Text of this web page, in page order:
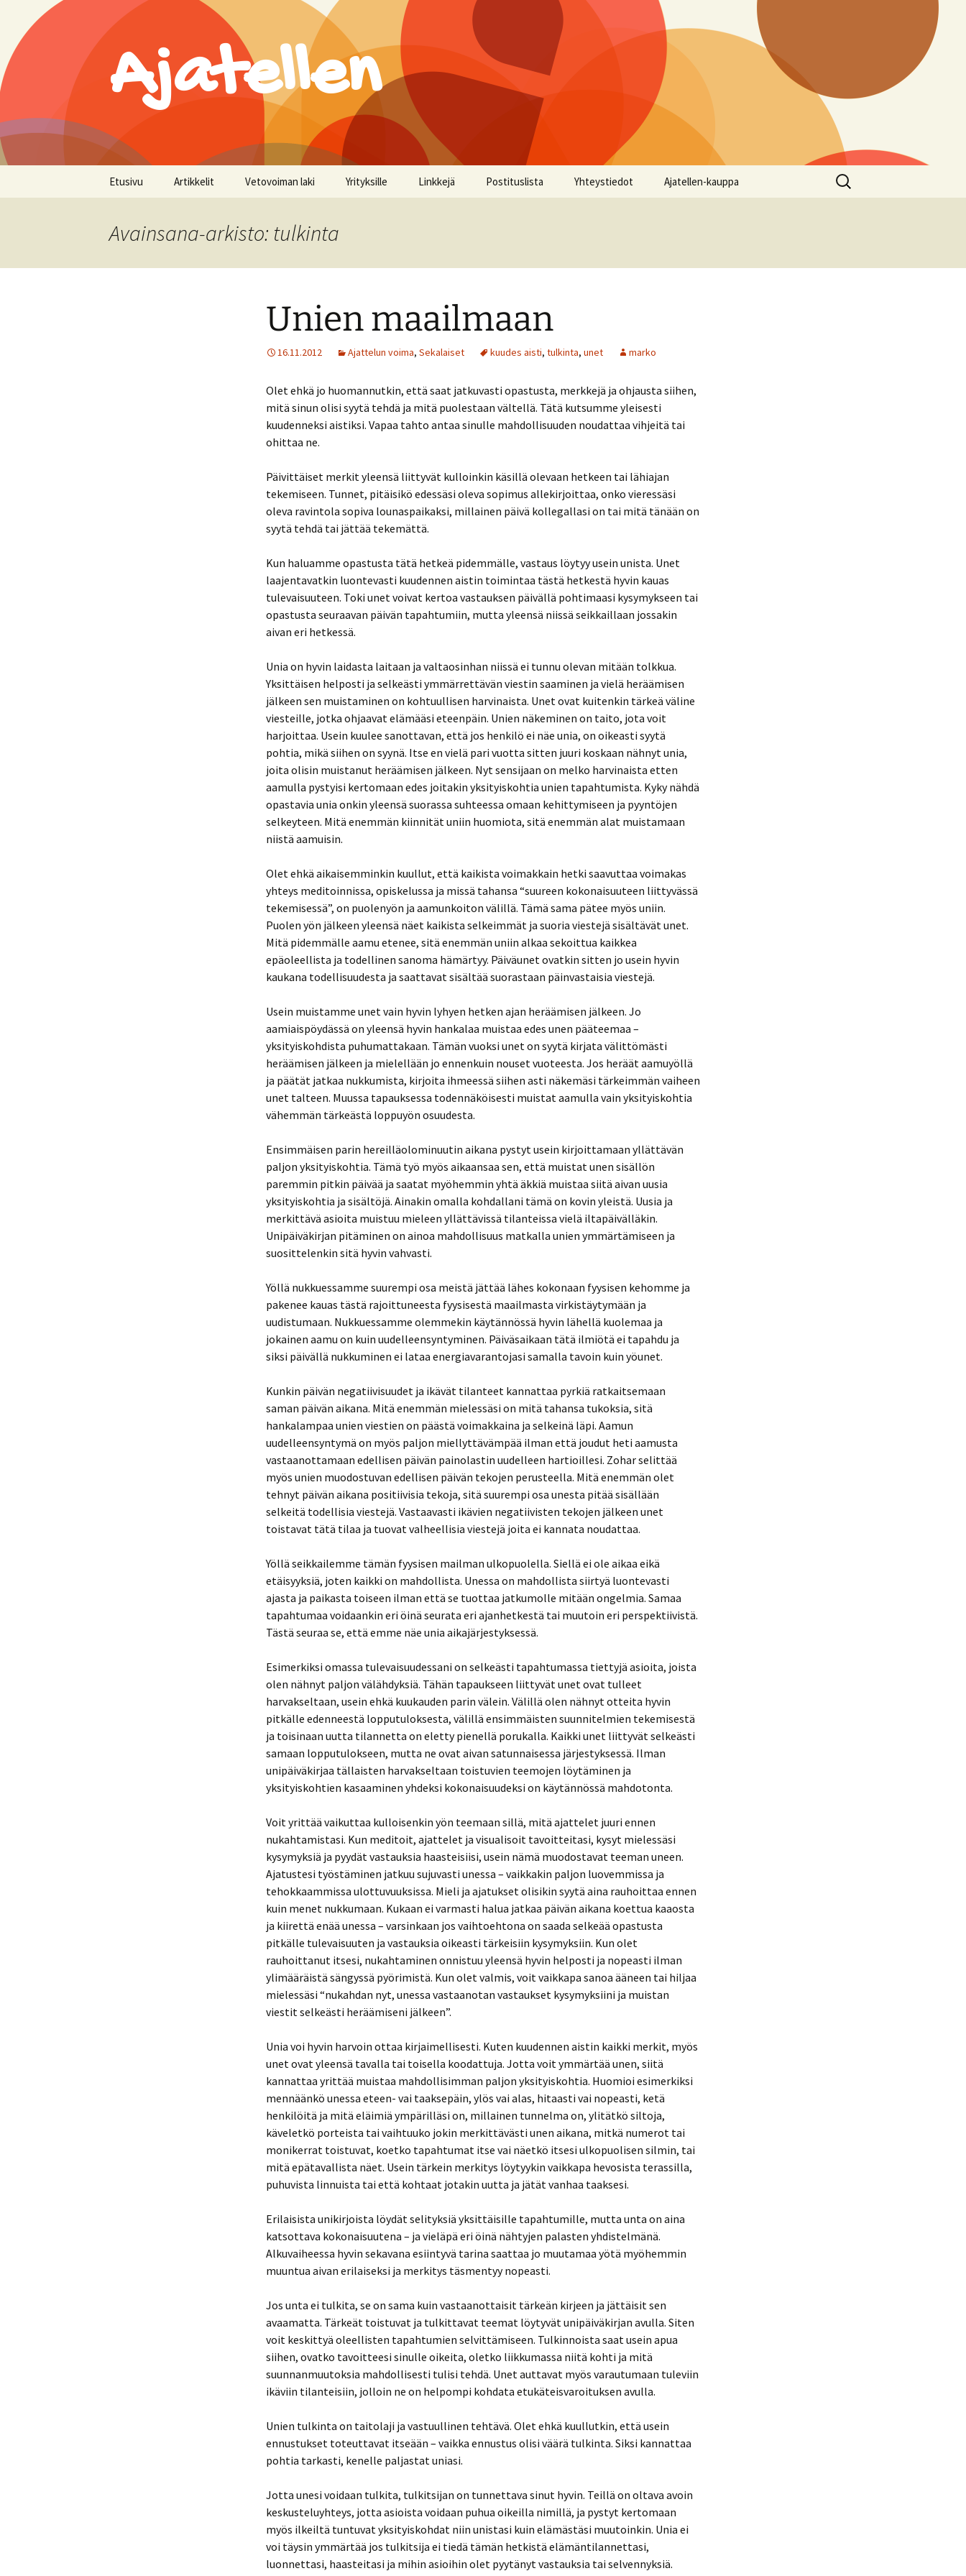
Ajatellen
Etusivu Artikkelit Vetovoiman laki Yrityksille Linkkejä Postituslista Yhteystiedot Ajatellen-kauppa
Haku:
Avainsana-arkisto: tulkinta
Unien maailmaan
16.11.2012 Ajattelun voima, Sekalaiset kuudes aisti, tulkinta, unet marko
Olet ehkä jo huomannutkin, että saat jatkuvasti opastusta, merkkejä ja ohjausta siihen,
mitä sinun olisi syytä tehdä ja mitä puolestaan vältellä. Tätä kutsumme yleisesti
kuudenneksi aistiksi. Vapaa tahto antaa sinulle mahdollisuuden noudattaa vihjeitä tai
ohittaa ne.
Päivittäiset merkit yleensä liittyvät kulloinkin käsillä olevaan hetkeen tai lähiajan
tekemiseen. Tunnet, pitäisikö edessäsi oleva sopimus allekirjoittaa, onko vieressäsi
oleva ravintola sopiva lounaspaikaksi, millainen päivä kollegallasi on tai mitä tänään on
syytä tehdä tai jättää tekemättä.
Kun haluamme opastusta tätä hetkeä pidemmälle, vastaus löytyy usein unista. Unet
laajentavatkin luontevasti kuudennen aistin toimintaa tästä hetkestä hyvin kauas
tulevaisuuteen. Toki unet voivat kertoa vastauksen päivällä pohtimaasi kysymykseen tai
opastusta seuraavan päivän tapahtumiin, mutta yleensä niissä seikkaillaan jossakin
aivan eri hetkessä.
Unia on hyvin laidasta laitaan ja valtaosinhan niissä ei tunnu olevan mitään tolkkua.
Yksittäisen helposti ja selkeästi ymmärrettävän viestin saaminen ja vielä heräämisen
jälkeen sen muistaminen on kohtuullisen harvinaista. Unet ovat kuitenkin tärkeä väline
viesteille, jotka ohjaavat elämääsi eteenpäin. Unien näkeminen on taito, jota voit
harjoittaa. Usein kuulee sanottavan, että jos henkilö ei näe unia, on oikeasti syytä
pohtia, mikä siihen on syynä. Itse en vielä pari vuotta sitten juuri koskaan nähnyt unia,
joita olisin muistanut heräämisen jälkeen. Nyt sensijaan on melko harvinaista etten
aamulla pystyisi kertomaan edes joitakin yksityiskohtia unien tapahtumista. Kyky nähdä
opastavia unia onkin yleensä suorassa suhteessa omaan kehittymiseen ja pyyntöjen
selkeyteen. Mitä enemmän kiinnität uniin huomiota, sitä enemmän alat muistamaan
niistä aamuisin.
Olet ehkä aikaisemminkin kuullut, että kaikista voimakkain hetki saavuttaa voimakas
yhteys meditoinnissa, opiskelussa ja missä tahansa “suureen kokonaisuuteen liittyvässä
tekemisessä”, on puolenyön ja aamunkoiton välillä. Tämä sama pätee myös uniin.
Puolen yön jälkeen yleensä näet kaikista selkeimmät ja suoria viestejä sisältävät unet.
Mitä pidemmälle aamu etenee, sitä enemmän uniin alkaa sekoittua kaikkea
epäoleellista ja todellinen sanoma hämärtyy. Päiväunet ovatkin sitten jo usein hyvin
kaukana todellisuudesta ja saattavat sisältää suorastaan päinvastaisia viestejä.
Usein muistamme unet vain hyvin lyhyen hetken ajan heräämisen jälkeen. Jo
aamiaispöydässä on yleensä hyvin hankalaa muistaa edes unen pääteemaa –
yksityiskohdista puhumattakaan. Tämän vuoksi unet on syytä kirjata välittömästi
heräämisen jälkeen ja mielellään jo ennenkuin nouset vuoteesta. Jos heräät aamuyöllä
ja päätät jatkaa nukkumista, kirjoita ihmeessä siihen asti näkemäsi tärkeimmän vaiheen
unet talteen. Muussa tapauksessa todennäköisesti muistat aamulla vain yksityiskohtia
vähemmän tärkeästä loppuyön osuudesta.
Ensimmäisen parin hereilläolominuutin aikana pystyt usein kirjoittamaan yllättävän
paljon yksityiskohtia. Tämä työ myös aikaansaa sen, että muistat unen sisällön
paremmin pitkin päivää ja saatat myöhemmin yhtä äkkiä muistaa siitä aivan uusia
yksityiskohtia ja sisältöjä. Ainakin omalla kohdallani tämä on kovin yleistä. Uusia ja
merkittävä asioita muistuu mieleen yllättävissä tilanteissa vielä iltapäivälläkin.
Unipäiväkirjan pitäminen on ainoa mahdollisuus matkalla unien ymmärtämiseen ja
suosittelenkin sitä hyvin vahvasti.
Yöllä nukkuessamme suurempi osa meistä jättää lähes kokonaan fyysisen kehomme ja
pakenee kauas tästä rajoittuneesta fyysisestä maailmasta virkistäytymään ja
uudistumaan. Nukkuessamme olemmekin käytännössä hyvin lähellä kuolemaa ja
jokainen aamu on kuin uudelleensyntyminen. Päiväsaikaan tätä ilmiötä ei tapahdu ja
siksi päivällä nukkuminen ei lataa energiavarantojasi samalla tavoin kuin yöunet.
Kunkin päivän negatiivisuudet ja ikävät tilanteet kannattaa pyrkiä ratkaitsemaan
saman päivän aikana. Mitä enemmän mielessäsi on mitä tahansa tukoksia, sitä
hankalampaa unien viestien on päästä voimakkaina ja selkeinä läpi. Aamun
uudelleensyntymä on myös paljon miellyttävämpää ilman että joudut heti aamusta
vastaanottamaan edellisen päivän painolastin uudelleen hartioillesi. Zohar selittää
myös unien muodostuvan edellisen päivän tekojen perusteella. Mitä enemmän olet
tehnyt päivän aikana positiivisia tekoja, sitä suurempi osa unesta pitää sisällään
selkeitä todellisia viestejä. Vastaavasti ikävien negatiivisten tekojen jälkeen unet
toistavat tätä tilaa ja tuovat valheellisia viestejä joita ei kannata noudattaa.
Yöllä seikkailemme tämän fyysisen mailman ulkopuolella. Siellä ei ole aikaa eikä
etäisyyksiä, joten kaikki on mahdollista. Unessa on mahdollista siirtyä luontevasti
ajasta ja paikasta toiseen ilman että se tuottaa jatkumolle mitään ongelmia. Samaa
tapahtumaa voidaankin eri öinä seurata eri ajanhetkestä tai muutoin eri perspektiivistä.
Tästä seuraa se, että emme näe unia aikajärjestyksessä.
Esimerkiksi omassa tulevaisuudessani on selkeästi tapahtumassa tiettyjä asioita, joista
olen nähnyt paljon välähdyksiä. Tähän tapaukseen liittyvät unet ovat tulleet
harvakseltaan, usein ehkä kuukauden parin välein. Välillä olen nähnyt otteita hyvin
pitkälle edenneestä lopputuloksesta, välillä ensimmäisten suunnitelmien tekemisestä
ja toisinaan uutta tilannetta on eletty pienellä porukalla. Kaikki unet liittyvät selkeästi
samaan lopputulokseen, mutta ne ovat aivan satunnaisessa järjestyksessä. Ilman
unipäiväkirjaa tällaisten harvakseltaan toistuvien teemojen löytäminen ja
yksityiskohtien kasaaminen yhdeksi kokonaisuudeksi on käytännössä mahdotonta.
Voit yrittää vaikuttaa kulloisenkin yön teemaan sillä, mitä ajattelet juuri ennen
nukahtamistasi. Kun meditoit, ajattelet ja visualisoit tavoitteitasi, kysyt mielessäsi
kysymyksiä ja pyydät vastauksia haasteisiisi, usein nämä muodostavat teeman uneen.
Ajatustesi työstäminen jatkuu sujuvasti unessa – vaikkakin paljon luovemmissa ja
tehokkaammissa ulottuvuuksissa. Mieli ja ajatukset olisikin syytä aina rauhoittaa ennen
kuin menet nukkumaan. Kukaan ei varmasti halua jatkaa päivän aikana koettua kaaosta
ja kiirettä enää unessa – varsinkaan jos vaihtoehtona on saada selkeää opastusta
pitkälle tulevaisuuten ja vastauksia oikeasti tärkeisiin kysymyksiin. Kun olet
rauhoittanut itsesi, nukahtaminen onnistuu yleensä hyvin helposti ja nopeasti ilman
ylimääräistä sängyssä pyörimistä. Kun olet valmis, voit vaikkapa sanoa ääneen tai hiljaa
mielessäsi “nukahdan nyt, unessa vastaanotan vastaukset kysymyksiini ja muistan
viestit selkeästi heräämiseni jälkeen”.
Unia voi hyvin harvoin ottaa kirjaimellisesti. Kuten kuudennen aistin kaikki merkit, myös
unet ovat yleensä tavalla tai toisella koodattuja. Jotta voit ymmärtää unen, siitä
kannattaa yrittää muistaa mahdollisimman paljon yksityiskohtia. Huomioi esimerkiksi
mennäänkö unessa eteen- vai taaksepäin, ylös vai alas, hitaasti vai nopeasti, ketä
henkilöitä ja mitä eläimiä ympärilläsi on, millainen tunnelma on, ylitätkö siltoja,
käveletkö porteista tai vaihtuuko jokin merkittävästi unen aikana, mitkä numerot tai
monikerrat toistuvat, koetko tapahtumat itse vai näetkö itsesi ulkopuolisen silmin, tai
mitä epätavallista näet. Usein tärkein merkitys löytyykin vaikkapa hevosista terassilla,
puhuvista linnuista tai että kohtaat jotakin uutta ja jätät vanhaa taaksesi.
Erilaisista unikirjoista löydät selityksiä yksittäisille tapahtumille, mutta unta on aina
katsottava kokonaisuutena – ja vieläpä eri öinä nähtyjen palasten yhdistelmänä.
Alkuvaiheessa hyvin sekavana esiintyvä tarina saattaa jo muutamaa yötä myöhemmin
muuntua aivan erilaiseksi ja merkitys täsmentyy nopeasti.
Jos unta ei tulkita, se on sama kuin vastaanottaisit tärkeän kirjeen ja jättäisit sen
avaamatta. Tärkeät toistuvat ja tulkittavat teemat löytyvät unipäiväkirjan avulla. Siten
voit keskittyä oleellisten tapahtumien selvittämiseen. Tulkinnoista saat usein apua
siihen, ovatko tavoitteesi sinulle oikeita, oletko liikkumassa niitä kohti ja mitä
suunnanmuutoksia mahdollisesti tulisi tehdä. Unet auttavat myös varautumaan tuleviin
ikäviin tilanteisiin, jolloin ne on helpompi kohdata etukäteisvaroituksen avulla.
Unien tulkinta on taitolaji ja vastuullinen tehtävä. Olet ehkä kuullutkin, että usein
ennustukset toteuttavat itseään – vaikka ennustus olisi väärä tulkinta. Siksi kannattaa
pohtia tarkasti, kenelle paljastat uniasi.
Jotta unesi voidaan tulkita, tulkitsijan on tunnettava sinut hyvin. Teillä on oltava avoin
keskusteluyhteys, jotta asioista voidaan puhua oikeilla nimillä, ja pystyt kertomaan
myös ilkeiltä tuntuvat yksityiskohdat niin unistasi kuin elämästäsi muutoinkin. Unia ei
voi täysin ymmärtää jos tulkitsija ei tiedä tämän hetkistä elämäntilannettasi,
luonnettasi, haasteitasi ja mihin asioihin olet pyytänyt vastauksia tai selvennyksiä.